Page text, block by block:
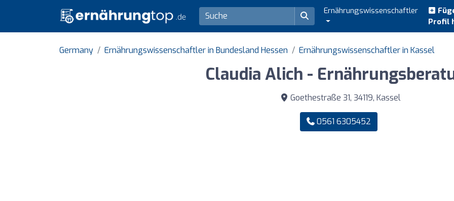
Ernährungswissenschaftler
Profil
Germany Ernährungswissenschaftler in Bundesland Hessen Ernährungswissenschaftler in Kassel
Claudia Alich -
Goethestraße 31, 34119, Kassel
0561 6305452